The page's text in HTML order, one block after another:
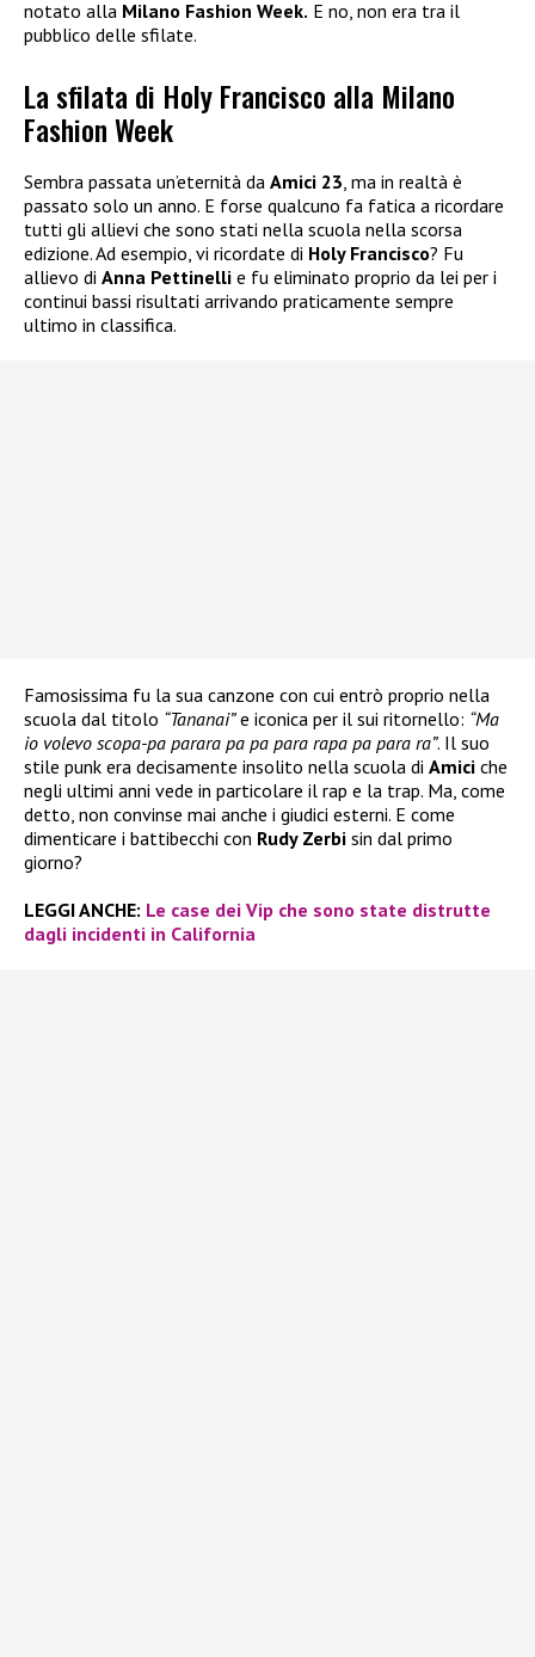
notato alla Milano Fashion Week. E no, non era tra il
pubblico delle sfilate.
La sfilata di Holy Francisco alla Milano
Fashion Week
Sembra passata un’eternità da Amici 23 , ma in realtà è
passato solo un anno. E forse qualcuno fa fatica a ricordare
tutti gli allievi che sono stati nella scuola nella scorsa
edizione. Ad esempio, vi ricordate di Holy Francisco? Fu
allievo di Anna Pettinelli e fu eliminato proprio da lei per i
continui bassi risultati arrivando praticamente sempre
ultimo in classifica.
Famosissima fu la sua canzone con cui entrò proprio nella
scuola dal titolo “Tananai”e iconica per il sui ritornello: “Ma
io volevo scopa-pa parara pa pa para rapa pa para ra”. Il suo
stile punk era decisamente insolito nella scuola di Amici che
negli ultimi anni vede in particolare il rap e la trap. Ma, come
detto, non convinse mai anche i giudici esterni. E come
dimenticare i battibecchi con Rudy Zerbi sin dal primo
giorno?
LEGGI ANCHE: Le case dei Vip che sono state distrutte
dagli incidenti in California